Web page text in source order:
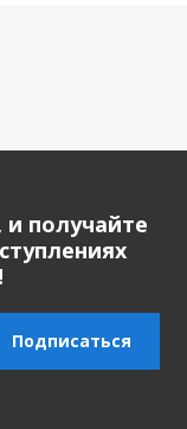
получайте